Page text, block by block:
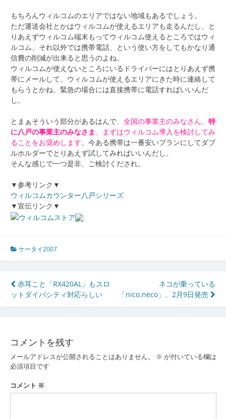
もちろんウィルコムのエリアではない地域もあるでしょう。
ただ運送会社とかはウィルコムが使えるエリアも走るんだし、と
りあえずウィルコム端末もってウィルコム使えるところではウィ
ルコム、それ以外では携帯電話、という使い方をしてもかなり通
信費の削減が出来ると思うのよね。
ウィルコムが使えないところにいるドライバーにはとりあえず携
帯にメールして、ウィルコムが使えるエリアにきた時に連絡して
もらうとかね、緊急の場合には直接携帯に電話すればいいんだ
し。
とまぁそういう部分があるはんで、 全国の事業主のみなさん、 特
に八戸の事業主のみなさま、まずはウィルコム導入を検討してみ
ることをお奨めします。 今ある携帯は一番安いプランにしてダブ
ルホルダーでとりあえず試してみればいいんだし。
そんな感じで一つ是非、ご検討くだされ。
▼参考リンク▼
ウィルコムカウンター八戸シリーズ
▼宣伝リンク▼
ケータイ2007
投
稿
ビ
ゲ
ー
シ
赤耳こと「RX420AL」もスロ
ットダイバシティ対応らしい
ネコが乗っている
「nico.neco」、2月9日発売
コメントを残す
メールアドレスが公開されることはありません。 ※ が付いている欄は
必須項目です
コメント ※